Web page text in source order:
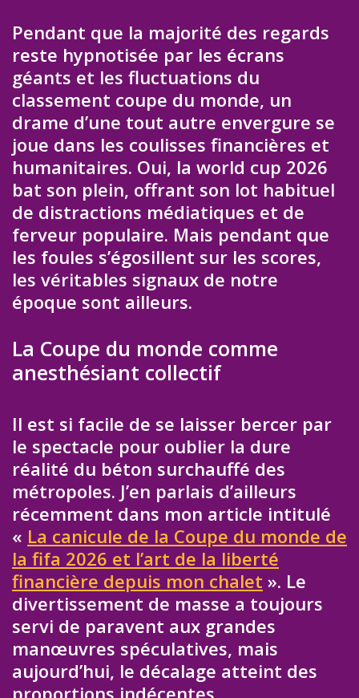
Pendant que la majorité des regards
reste hypnotisée par les écrans
géants et les fluctuations du
classement coupe du monde, un
drame d’une tout autre envergure se
joue dans les coulisses financières et
humanitaires. Oui, la world cup 2026
bat son plein, offrant son lot habituel
de distractions médiatiques et de
ferveur populaire. Mais pendant que
les foules s’égosillent sur les scores,
les véritables signaux de notre
époque sont ailleurs.
La Coupe du monde comme
anesthésiant collectif
Il est si facile de se laisser bercer par
le spectacle pour oublier la dure
réalité du béton surchauffé des
métropoles. J’en parlais d’ailleurs
récemment dans mon article intitulé
« La canicule de la Coupe du monde de
la fifa 2026 et l’art de la liberté
financière depuis mon chalet ». Le
divertissement de masse a toujours
servi de paravent aux grandes
manœuvres spéculatives, mais
aujourd’hui, le décalage atteint des
proportions indécentes.